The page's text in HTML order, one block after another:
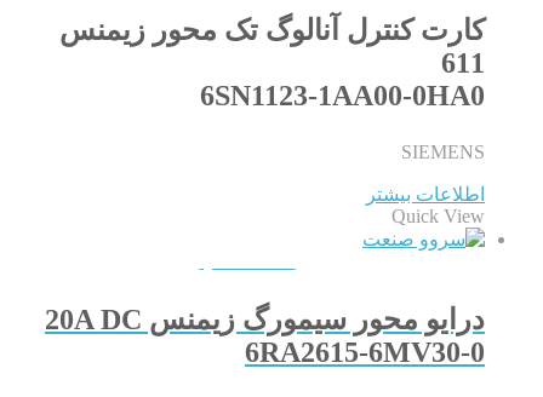
کارت کنترل آنالوگ تک محور زیمنس
611
6SN1123-1AA00-0HA0
SIEMENS
اطلاعات بیشتر
Quick View
درایو محور سیمورگ زیمنس 20A DC
6RA2615-6MV30-0